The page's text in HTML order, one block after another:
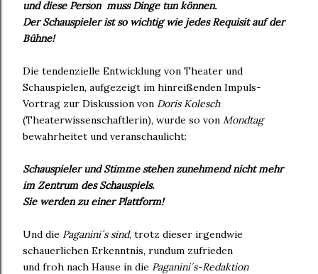
und diese Person muss Dinge tun können.
Der Schauspieler ist so wichtig wie jedes Requisit auf der
Bühne!
Die tendenzielle Entwicklung von Theater und
Schauspielen, aufgezeigt im hinreißenden Impuls-
Vortrag zur Diskussion von Doris Kolesch
(Theaterwissenschaftlerin), wurde so von Mondtag
bewahrheitet und veranschaulicht:
Schauspieler und Stimme stehen zunehmend nicht mehr
im Zentrum des Schauspiels.
Sie werden zu einer Plattform!
Und die Paganini´s sind, trotz dieser irgendwie
schauerlichen Erkenntnis, rundum zufrieden
und froh nach Hause in die Paganini´s-Redaktion